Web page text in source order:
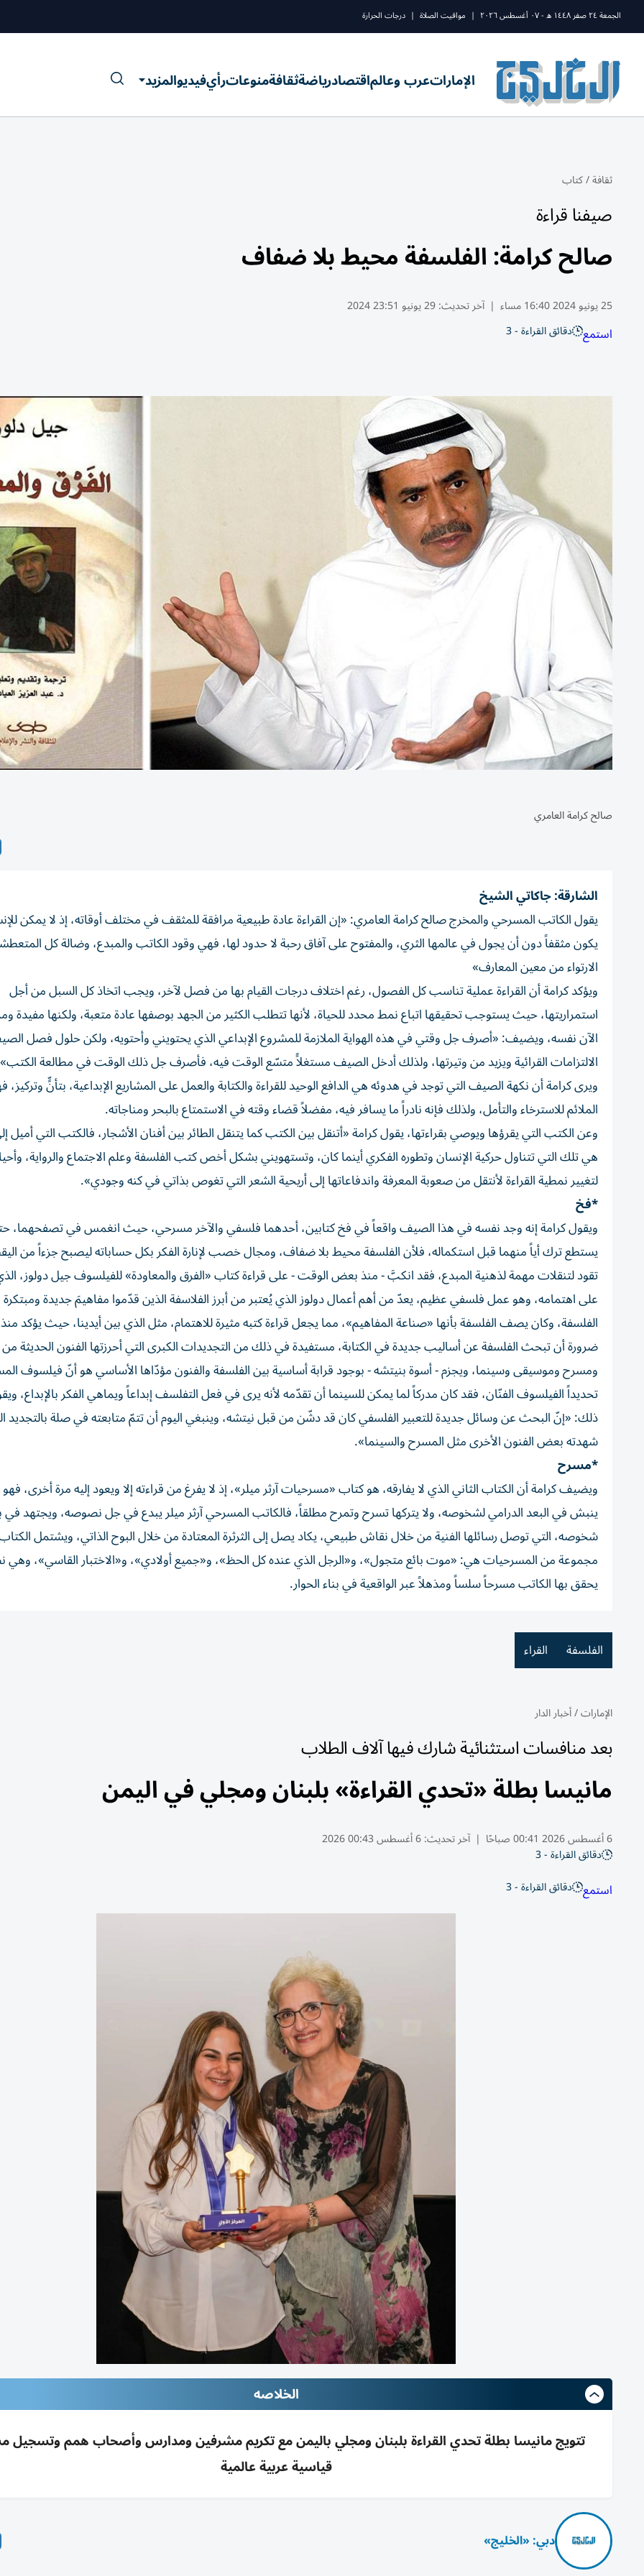
الجمعة ٢٤ صفر ١٤٤٨ ه - ٠٧ أغسطس ٢٠٢٦ | مواقيت الصلاة | درجات الحرارة
الإماراتعرب وعالماقتصادرياضةثقافةمنوعاترأيفيديوالمزيد
ثقافة/كتاب
صيفنا قراءة
صالح كرامة: الفلسفة محيط بلا ضفاف
25 يونيو 2024 16:40 مساء | آخر تحديث:29 يونيو 23:51 2024
استمع دقائق القراءة - 3
صالح كرامة العامري
الشارقة: جاكاتي الشيخ
يقول الكاتب المسرحي والمخرج صالح كرامة العامري: «إن القراءة عادة طبيعية مرافقة للمثقف في مختلف أوقاته، إذ لا يمكن
يكون مثقفاً دون أن يجول في عالمها الثري، والمفتوح على آفاق رحبة لا حدود لها، فهي وقود الكاتب والمبدع، وضالة كل
الارتواء من معين المعارف»
ويؤكد كرامة أن القراءة عملية تناسب كل الفصول، رغم اختلاف درجات القيام بها من فصل لآخر، ويجب اتخاذ كل السبل من أجل
استمراريتها، حيث يستوجب تحقيقها اتباع نمط محدد للحياة، لأنها تتطلب الكثير من الجهد بوصفها عادة متعبة، ولكنها مفيدة
الآن نفسه، ويضيف: «أصرف جل وقتي في هذه الهواية الملازمة للمشروع الإبداعي الذي يحتويني وأحتويه، ولكن حلول فصل
الالتزامات القرائية ويزيد من وتيرتها، ولذلك أدخل الصيف مستغلاًَ متسّع الوقت فيه، فأصرف جل ذلك الوقت في مطالعة
ويرى كرامة أن نكهة الصيف التي توجد في هدوئه هي الدافع الوحيد للقراءة والكتابة والعمل على المشاريع الإبداعية، بتأنٍّ
الملائم للاسترخاء والتأمل، ولذلك فإنه نادراً ما يسافر فيه، مفضلاً قضاء وقته في الاستمتاع بالبحر ومناجاته.
وعن الكتب التي يقرؤها ويوصي بقراءتها، يقول كرامة «أتنقل بين الكتب كما يتنقل الطائر بين أفنان الأشجار، فالكتب التي أميل
هي تلك التي تتناول حركية الإنسان وتطوره الفكري أينما كان، وتستهويني بشكل أخص كتب الفلسفة وعلم الاجتماع والرواية،
لتغيير نمطية القراءة لأنتقل من صعوبة المعرفة واندفاعاتها إلى أريحية الشعر التي تغوص بذاتي في كنه وجودي».
*فخ
ويقول كرامة إنه وجد نفسه في هذا الصيف واقعاً في فخ كتابين، أحدهما فلسفي والآخر مسرحي، حيث انغمس في تصفحهما،
يستطع ترك أياً منهما قبل استكماله، فلأن الفلسفة محيط بلا ضفاف، ومجال خصب لإنارة الفكر بكل حساباته ليصبح جزءاً من
تقود لتنقلات مهمة لذهنية المبدع، فقد انكبَّ - منذ بعض الوقت - على قراءة كتاب «الفرق والمعاودة» للفيلسوف جيل دولوز،
على اهتمامه، وهو عمل فلسفي عظيم، يعدّ من أهم أعمال دولوز الذي يُعتبر من أبرز الفلاسفة الذين قدّموا مفاهيمَ جديدة
الفلسفة، وكان يصف الفلسفة بأنها «صناعة المفاهيم»، مما يجعل قراءة كتبه مثيرة للاهتمام، مثل الذي بين أيدينا، حيث يؤكد
ضرورة أن تبحث الفلسفة عن أساليب جديدة في الكتابة، مستفيدة في ذلك من التجديدات الكبرى التي أحرزتها الفنون الحديثة من
ومسرح وموسيقى وسينما، ويجزم - أسوة بنيتشه - بوجود قرابة أساسية بين الفلسفة والفنون مؤدّاها الأساسي هو أنّ فيلسوف
تحديداً الفيلسوف الفنّان، فقد كان مدركاً لما يمكن للسينما أن تقدّمه لأنه يرى في فعل التفلسف إبداعاً ويماهي الفكر بالإبداع،
ذلك: «إنّ البحث عن وسائل جديدة للتعبير الفلسفي كان قد دشّن من قبل نيتشه، وينبغي اليوم أن تتمّ متابعته في صلة بالتجديد
شهدته بعض الفنون الأخرى مثل المسرح والسينما».
*مسرح
ويضيف كرامة أن الكتاب الثاني الذي لا يفارقه، هو كتاب «مسرحيات آرثر ميلر»، إذ لا يفرغ من قراءته إلا ويعود إليه مرة أخرى،
ينبش في البعد الدرامي لشخوصه، ولا يتركها تسرح وتمرح مطلقاً، فالكاتب المسرحي آرثر ميلر يبدع في جل نصوصه، ويجتهد في
شخوصه، التي توصل رسائلها الفنية من خلال نقاش طبيعي، يكاد يصل إلى الثرثرة المعتادة من خلال البوح الذاتي، ويشتمل
مجموعة من المسرحيات هي: «موت بائع متجول»، و«الرجل الذي عنده كل الحظ»، و«جميع أولادي»، و«الاختبار القاسي»،
يحقق بها الكاتب مسرحاً سلساً ومذهلاً عبر الواقعية في بناء الحوار.
الفلسفة القراء
الإمارات/أخبار الدار
بعد منافسات استثنائية شارك فيها آلاف الطلاب
مانيسا بطلة «تحدي القراءة» بلبنان ومجلي في اليمن
6 أغسطس 2026 00:41 صباحًا | آخر تحديث:6 أغسطس 00:43 2026
دقائق القراءة - 3
استمع دقائق القراءة - 3
الخلاصه
تتويج مانيسا بطلة تحدي القراءة بلبنان ومجلي باليمن مع تكريم مشرفين ومدارس وأصحاب همم وتسجيل
قياسية عربية عالمية
دبي: «الخليج»